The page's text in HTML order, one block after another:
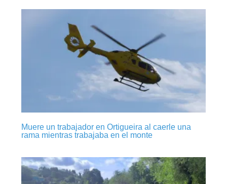
Muere un trabajador en Ortigueira al caerle una
rama mientras trabajaba en el monte